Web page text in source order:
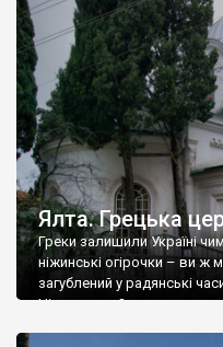
Ялта. Грецька
Греки залишили Україні
ніжинські огірочки – ви ж
загублений у радянські
Ніжин греки?